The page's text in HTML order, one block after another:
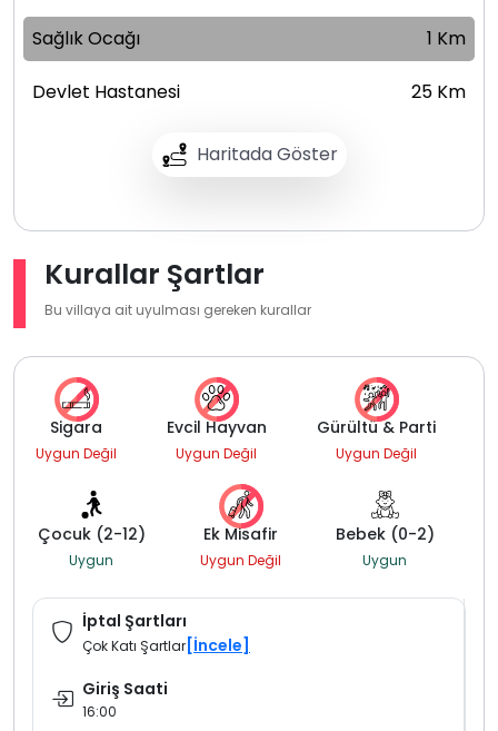
Haritada Göster
Sağlık Ocağı 1 Km
Devlet Hastanesi 25 Km
Kurallar Şartlar
Bu villaya ait uyulması gereken kurallar
Sigara
Uygun Değil
Evcil Hayvan
Uygun Değil
Gürültü & Parti
Uygun Değil
Çocuk (2-12)
Uygun
Ek Misafir
Uygun Değil
Bebek (0-2)
Uygun
İptal Şartları
Çok Katı Şartlar [İncele]
Giriş Saati
16:00